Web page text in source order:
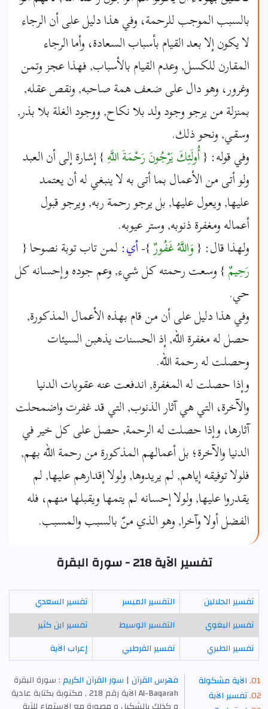
بالسبب الموجب للرحمة، وفي هذا دليل على أن الرجاء
لا يكون إلا بعد القيام بأسباب السعادة، وأما الرجاء
المقارن للكسل, وعدم القيام بالأسباب, فهذا عجز وتمن
وغرور، وهو دال على ضعف همة صاحبه, ونقص عقله,
بمنزلة من يرجو وجود ولد بلا نكاح, ووجود الغلة بلا بذر,
وسقي, ونحو ذلك.
وفي قوله: {أُولَئِكَ يَرْجُونَ رَحْمَةَ اللَّهِ} إشارة إلى أن العبد
ولو أتى من الأعمال بما أتى به لا ينبغي له أن يعتمد
عليها, ويعول عليها, بل يرجو رحمة ربه, ويرجو قبول
أعماله ومغفرة ذنوبه, وستر عيوبه.
ولهذا قال: {وَاللَّهُ غَفُورٌ}-أي: لمن تاب توبة نصوحا {
رَحِيمٌ} وسعت رحمته كل شيء, وعم جوده وإحسانه كل
حي.
وفي هذا دليل على أن من قام بهذه الأعمال المذكورة,
حصل له مغفرة الله, إذ الحسنات يذهبن السيئات
وحصلت له رحمة الله.
وإذا حصلت له المغفرة, اندفعت عنه عقوبات الدنيا
والآخرة، التي هي آثار الذنوب, التي قد غفرت واضمحلت
آثارها، وإذا حصلت له الرحمة, حصل على كل خير في
الدنيا والآخرة؛ بل أعمالهم المذكورة من رحمة الله بهم,
فلولا توفيقه إياهم, لم يريدوها, ولولا إقدارهم عليها, لم
يقدروا عليها, ولولا إحسانه لم يتمها ويقبلها منهم، فله
الفضل أولا وآخرا, وهو الذي منّ بالسبب والمسبب.
تفسير الآية 218 - سورة البقرة
تفسير الجلالين التفسير الميسر
تفسير السعدي
تفسير البغوي
التفسير الوسيط
تفسير ابن كثير
تفسير الطبري
تفسير القرطبي إعراب الآية
الآية مشكولة
تفسير الآية
فهرس القرآن | سور القرآن الكريم: سورة البقرة
Al-Baqarah الآية رقم 218 , مكتوبة بكتابة عادية